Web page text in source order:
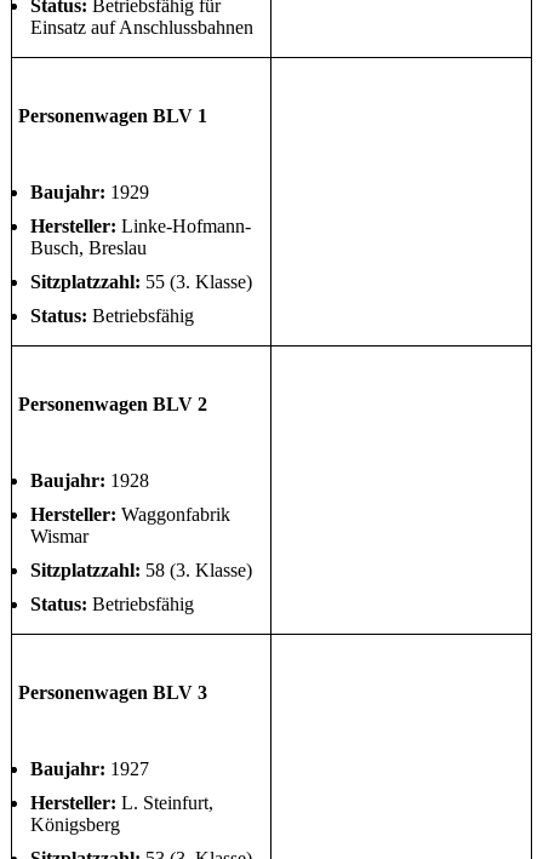
Status: Betriebsfähig für
Einsatz auf Anschlussbahnen
Personenwagen BLV 1
Baujahr: 1929
Hersteller: Linke-Hofmann-
Busch, Breslau
Sitzplatzzahl: 55 (3. Klasse)
Status: Betriebsfähig
Personenwagen BLV 2
Baujahr: 1928
Hersteller: Waggonfabrik
Wismar
Sitzplatzzahl: 58 (3. Klasse)
Status: Betriebsfähig
Personenwagen BLV 3
Baujahr: 1927
Hersteller: L. Steinfurt,
Königsberg